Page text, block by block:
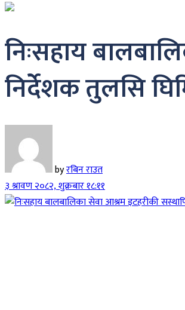
निःसहाय
निर्देशक तुलसि
byरबिन राउत
३ श्रावण २०८२, शुक्रबार १८:११